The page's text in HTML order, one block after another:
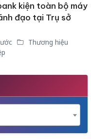
kiện toàn bộ máy
đạo tại Trụ sở
Thương hiệu